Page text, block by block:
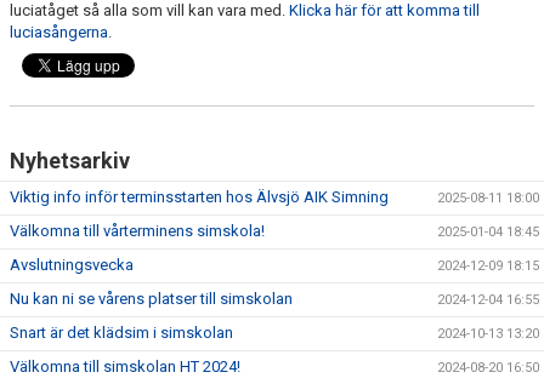
luciatåget så alla som vill kan vara med. Klicka här för att komma till
luciasångerna.
Nyhetsarkiv
Viktig info inför terminsstarten hos Älvsjö AIK Simning 2025-08-11 18:00
Välkomna till vårterminens simskola! 2025-01-04 18:45
Avslutningsvecka 2024-12-09 18:15
Nu kan ni se vårens platser till simskolan 2024-12-04 16:55
Snart är det klädsim i simskolan 2024-10-13 13:20
Välkomna till simskolan HT 2024! 2024-08-20 16:50